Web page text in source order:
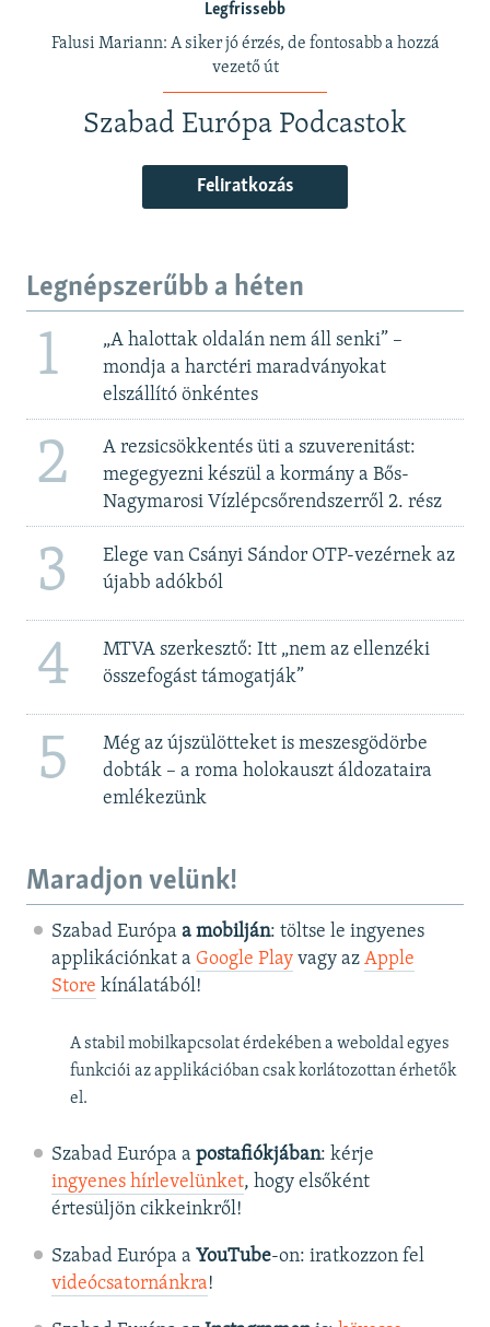
Legfrissebb
Falusi Mariann: A siker jó érzés, de fontosabb a hozzá
vezető út
Szabad Európa Podcastok
Feliratkozás
Legnépszerűbb a héten
1
„A halottak oldalán nem áll senki” –
mondja a harctéri maradványokat
elszállító önkéntes
2
A rezsicsökkentés üti a szuverenitást:
megegyezni készül a kormány a Bős-
Nagymarosi Vízlépcsőrendszerről 2. rész
3
Elege van Csányi Sándor OTP-vezérnek az
újabb adókból
4
MTVA szerkesztő: Itt „nem az ellenzéki
összefogást támogatják”
5
Még az újszülötteket is meszesgödörbe
dobták – a roma holokauszt áldozataira
emlékezünk
Maradjon velünk!
Szabad Európa a mobilján: töltse le ingyenes
applikációnkat a Google Playvagy az Apple
Store kínálatából!
A stabil mobilkapcsolat érdekében a weboldal egyes
funkciói az applikációban csak korlátozottan érhetők
el.
Szabad Európa a postafiókjában: kérje
ingyenes hírlevelünket, hogy elsőként
értesüljön cikkeinkről!
Szabad Európa a YouTube-on: iratkozzon fel
videócsatornánkra!